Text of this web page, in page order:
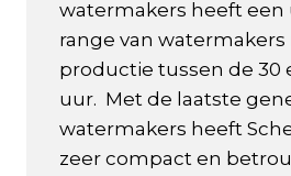
watermakers heeft
range van
productie tussen de 30
uur. Met de laatste
watermakers heeft
zeer compact en